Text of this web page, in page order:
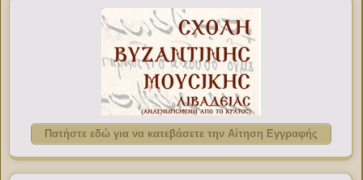
Πατήστε εδώ για να κατεβάσετε την Αίτηση Εγγραφής